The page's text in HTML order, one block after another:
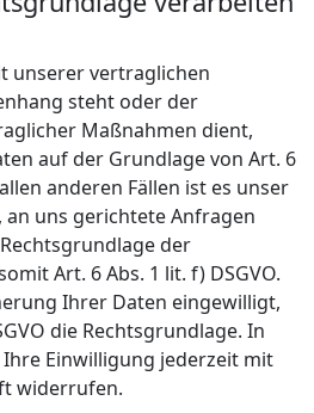
unserer vertraglichen
steht oder der
Maßnahmen dient,
auf der Grundlage von Art. 6
anderen Fällen ist es unser
uns gerichtete Anfragen
der
Art. 6 Abs. 1 lit. f) DSGVO.
Ihrer Daten eingewilligt,
die Rechtsgrundlage. In
Ihre Einwilligung jederzeit mit
widerrufen.